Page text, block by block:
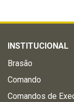
INSTITUCIONAL
Brasão
Comando
Comandos de